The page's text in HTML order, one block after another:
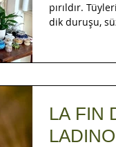
pırıldır.
dik duruşu,
LA FIN